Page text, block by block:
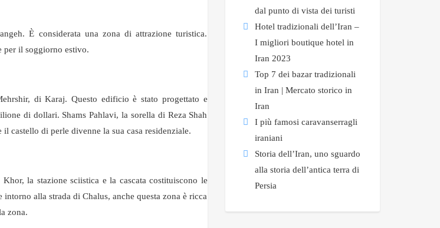
È considerata una zona di attrazione turistica.
per il soggiorno estivo.
di Karaj. Questo edificio è stato progettato e
di dollari. Shams Pahlavi, la sorella di Reza Shah
castello di perle divenne la sua casa residenziale.
la stazione sciistica e la cascata costituiscono le
alla strada di Chalus, anche questa zona è ricca
zona.
dal punto di vista dei turisti
Hotel tradizionali dell’Iran –
I migliori boutique hotel in
Iran 2023
Top 7 dei bazar tradizionali
in Iran | Mercato storico in
Iran
I più famosi caravanserragli
iraniani
Storia dell’Iran, uno sguardo
alla storia dell’antica terra di
Persia